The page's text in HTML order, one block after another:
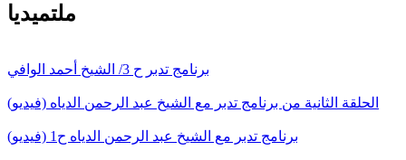
ملتميديا
برنامج تدبر ح 3/ الشيخ أحمد الوافي
الحلقة الثانية من برنامج تدبر مع الشيخ عبد الرحمن الدياه (فيديو)
برنامج تدبر مع الشيخ عبد الرحمن الدياه ح1 (فيديو)